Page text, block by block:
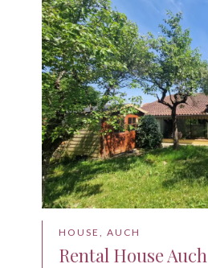
HOUSE, AUCH
Rental House Auch